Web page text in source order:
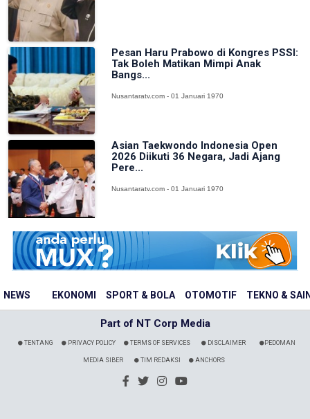
NEWS EKONOMI SPORT & BOLA OTOMOTIF TEKNO &
Pesan Haru Prabowo di Kongres PSSI:
Tak Boleh Matikan Mimpi Anak
Bangs...
Nusantaratv.com - 01 Januari 1970
Asian Taekwondo Indonesia Open
2026 Diikuti 36 Negara, Jadi Ajang
Pere...
Nusantaratv.com - 01 Januari 1970
Part of NT Corp Media
TENTANG PRIVACY POLICY TERMS OF SERVICES DISCLAIMER PEDOMAN
MEDIA SIBER TIM REDAKSI ANCHORS